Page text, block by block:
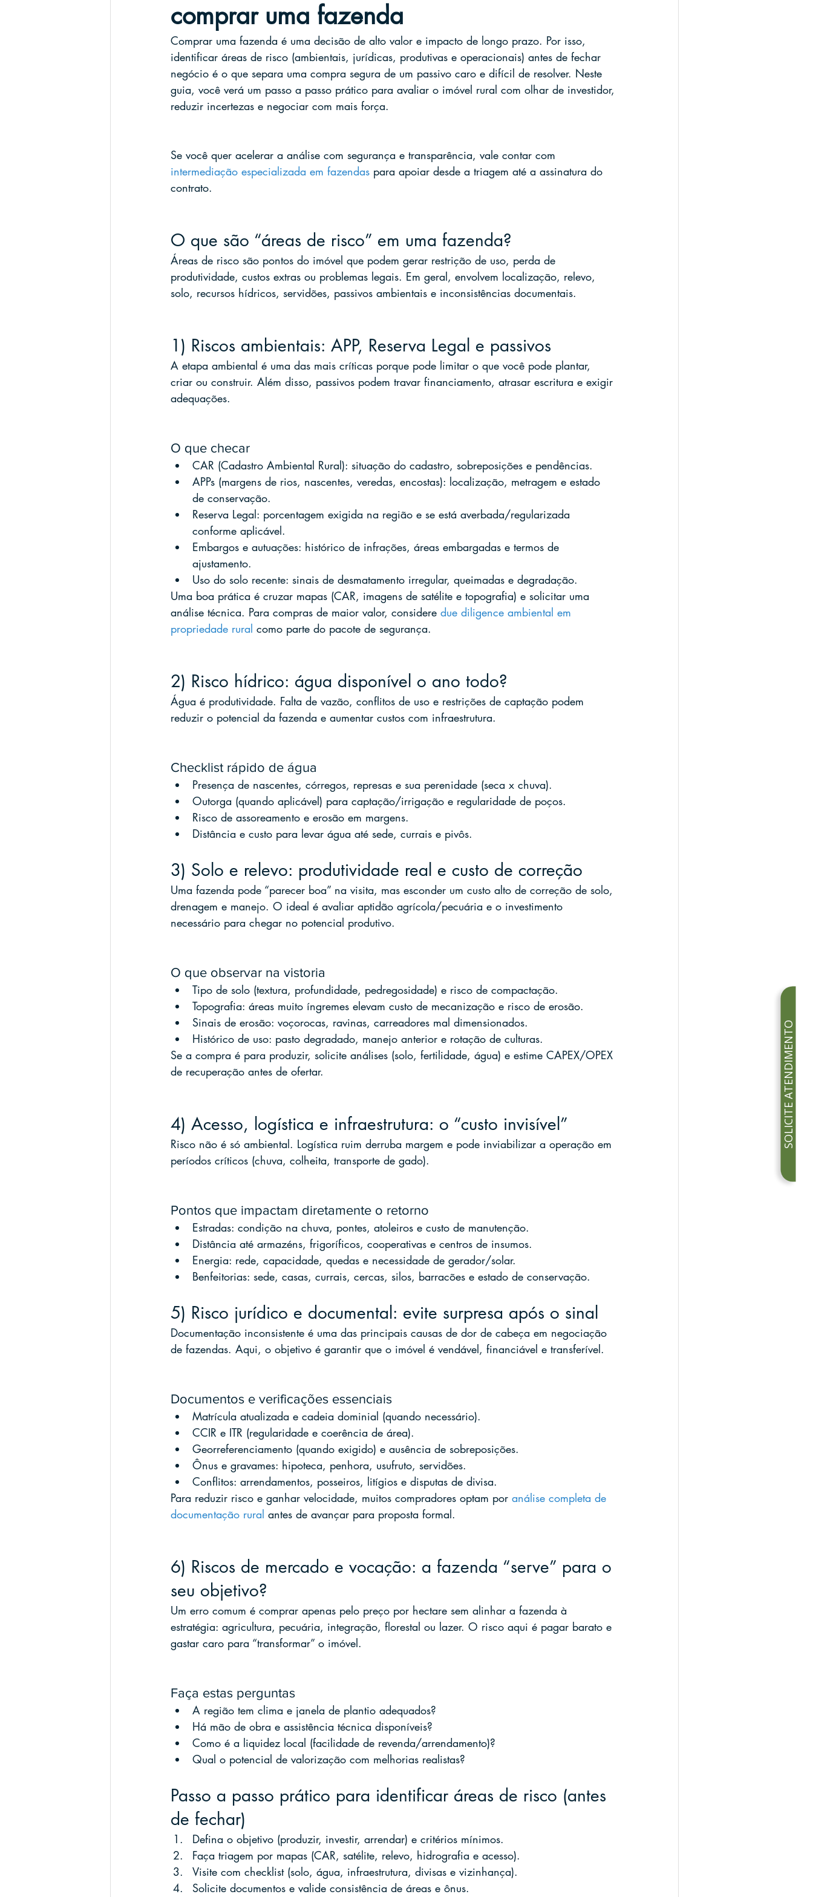
SOLICITE ATENDIMENTO
comprar uma fazenda
Comprar uma fazenda é uma decisão de alto valor e impacto de longo prazo. Por isso,
identificar áreas de risco (ambientais, jurídicas, produtivas e operacionais) antes de fechar
negócio é o que separa uma compra segura de um passivo caro e difícil de resolver. Neste
guia, você verá um passo a passo prático para avaliar o imóvel rural com olhar de investidor,
reduzir incertezas e negociar com mais força.
Se você quer acelerar a análise com segurança e transparência, vale contar com
intermediação especializada em fazendas para apoiar desde a triagem até a assinatura do
contrato.
O que são “áreas de risco” em uma fazenda?
Áreas de risco são pontos do imóvel que podem gerar restrição de uso, perda de
produtividade, custos extras ou problemas legais. Em geral, envolvem localização, relevo,
solo, recursos hídricos, servidões, passivos ambientais e inconsistências documentais.
1) Riscos ambientais: APP, Reserva Legal e passivos
A etapa ambiental é uma das mais críticas porque pode limitar o que você pode plantar,
criar ou construir. Além disso, passivos podem travar financiamento, atrasar escritura e exigir
adequações.
O que checar
CAR (Cadastro Ambiental Rural): situação do cadastro, sobreposições e pendências.
APPs (margens de rios, nascentes, veredas, encostas): localização, metragem e estado
de conservação.
Reserva Legal: porcentagem exigida na região e se está averbada/regularizada
conforme aplicável.
Embargos e autuações: histórico de infrações, áreas embargadas e termos de
ajustamento.
Uso do solo recente: sinais de desmatamento irregular, queimadas e degradação.
Uma boa prática é cruzar mapas (CAR, imagens de satélite e topografia) e solicitar uma
análise técnica. Para compras de maior valor, considere due diligence ambiental em
propriedade rural como parte do pacote de segurança.
2) Risco hídrico: água disponível o ano todo?
Água é produtividade. Falta de vazão, conflitos de uso e restrições de captação podem
reduzir o potencial da fazenda e aumentar custos com infraestrutura.
Checklist rápido de água
Presença de nascentes, córregos, represas e sua perenidade (seca x chuva).
Outorga (quando aplicável) para captação/irrigação e regularidade de poços.
Risco de assoreamento e erosão em margens.
Distância e custo para levar água até sede, currais e pivôs.
3) Solo e relevo: produtividade real e custo de correção
Uma fazenda pode “parecer boa” na visita, mas esconder um custo alto de correção de solo,
drenagem e manejo. O ideal é avaliar aptidão agrícola/pecuária e o investimento
necessário para chegar no potencial produtivo.
O que observar na vistoria
Tipo de solo (textura, profundidade, pedregosidade) e risco de compactação.
Topografia: áreas muito íngremes elevam custo de mecanização e risco de erosão.
Sinais de erosão: voçorocas, ravinas, carreadores mal dimensionados.
Histórico de uso: pasto degradado, manejo anterior e rotação de culturas.
Se a compra é para produzir, solicite análises (solo, fertilidade, água) e estime CAPEX/OPEX
de recuperação antes de ofertar.
4) Acesso, logística e infraestrutura: o “custo invisível”
Risco não é só ambiental. Logística ruim derruba margem e pode inviabilizar a operação em
períodos críticos (chuva, colheita, transporte de gado).
Pontos que impactam diretamente o retorno
Estradas: condição na chuva, pontes, atoleiros e custo de manutenção.
Distância até armazéns, frigoríficos, cooperativas e centros de insumos.
Energia: rede, capacidade, quedas e necessidade de gerador/solar.
Benfeitorias: sede, casas, currais, cercas, silos, barracões e estado de conservação.
5) Risco jurídico e documental: evite surpresa após o sinal
Documentação inconsistente é uma das principais causas de dor de cabeça em negociação
de fazendas. Aqui, o objetivo é garantir que o imóvel é vendável, financiável e transferível.
Documentos e verificações essenciais
Matrícula atualizada e cadeia dominial (quando necessário).
CCIR e ITR (regularidade e coerência de área).
Georreferenciamento (quando exigido) e ausência de sobreposições.
Ônus e gravames: hipoteca, penhora, usufruto, servidões.
Conflitos: arrendamentos, posseiros, litígios e disputas de divisa.
Para reduzir risco e ganhar velocidade, muitos compradores optam por análise completa de
documentação rural antes de avançar para proposta formal.
6) Riscos de mercado e vocação: a fazenda “serve” para o
seu objetivo?
Um erro comum é comprar apenas pelo preço por hectare sem alinhar a fazenda à
estratégia: agricultura, pecuária, integração, florestal ou lazer. O risco aqui é pagar barato e
gastar caro para “transformar” o imóvel.
Faça estas perguntas
A região tem clima e janela de plantio adequados?
Há mão de obra e assistência técnica disponíveis?
Como é a liquidez local (facilidade de revenda/arrendamento)?
Qual o potencial de valorização com melhorias realistas?
Passo a passo prático para identificar áreas de risco (antes
de fechar)
Defina o objetivo (produzir, investir, arrendar) e critérios mínimos.
Faça triagem por mapas (CAR, satélite, relevo, hidrografia e acesso).
Visite com checklist (solo, água, infraestrutura, divisas e vizinhança).
Solicite documentos e valide consistência de áreas e ônus.